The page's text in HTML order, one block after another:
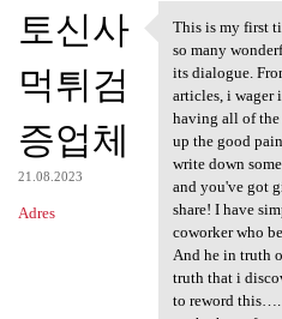
토신사
먹튀검
증업체
21.08.2023
Adres
This is my
This is my first
so many
its dialogue.
articles, i wager
having all of the
up the good
write down
and you've got
share! I have
coworker who
And he in truth
truth that i
to reword this….